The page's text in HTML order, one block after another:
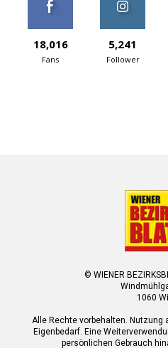
18,016
Fans
5,241
Follower
© WIENER
1060
Alle Rechte vorbehalten.
Eigenbedarf. Eine
persönlichen Gebrauch